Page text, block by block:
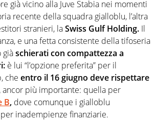
già vicino alla Juve Stabia nei momenti
recente della squadra gialloblu, l’altra
stranieri, laSwiss Gulf Holding. Il
e una fetta consistente della tifoseria
giàschierati con compattezza a
è lui “l’opzione preferita” per il
che entro il 16 giugno deve rispettare
, ancor più importante: quella per
B, dove comunque i gialloblu
inadempienze finanziarie.